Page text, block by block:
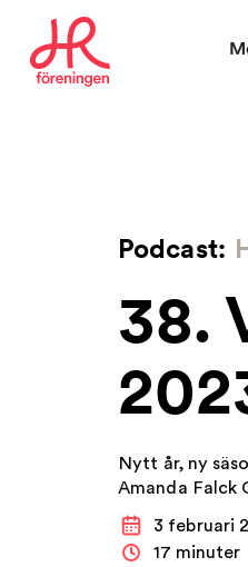
FAQ
Podcast:
38.
Nytt år, ny
Amanda Falck
3 februari
17 minuter